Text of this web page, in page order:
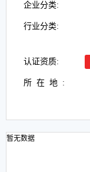
企业分类:
行业分类:
认证资质:
所在地:
暂无数据